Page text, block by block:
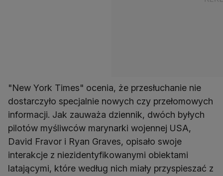
"New York Times" ocenia, że przesłuchanie nie
dostarczyło specjalnie nowych czy przełomowych
informacji. Jak zauważa dziennik, dwóch byłych
pilotów myśliwców marynarki wojennej USA,
David Fravor i Ryan Graves, opisało swoje
interakcje z niezidentyfikowanymi obiektami
latającymi, które według nich miały przyspieszać z